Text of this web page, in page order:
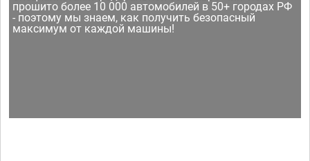
прошито более 10 000 автомобилей в 50+ городах РФ
- поэтому мы знаем, как получить безопасный
максимум от каждой машины!